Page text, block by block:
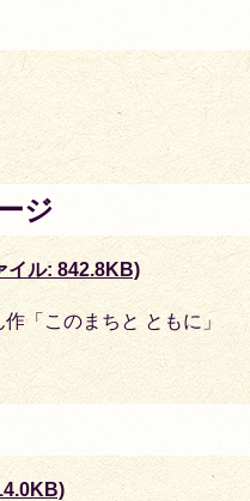
ジ
イル: 842.8KB)
「このまちと ともに」